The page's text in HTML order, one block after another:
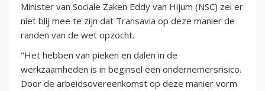
Minister van Sociale Zaken Eddy van Hijum (NSC) zei er
niet blij mee te zijn dat Transavia op deze manier de
randen van de wet opzocht.
"Het hebben van pieken en dalen in de
werkzaamheden is in beginsel een ondernemersrisico.
Door de arbeidsovereenkomst op deze manier vorm